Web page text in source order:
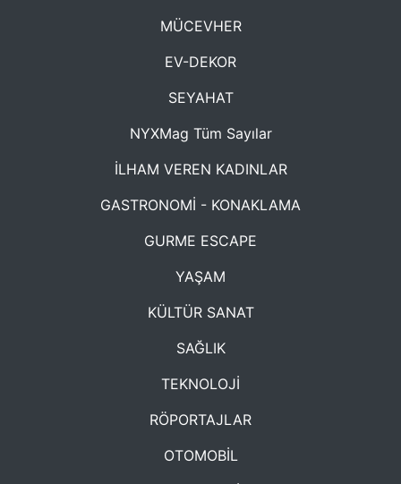
MÜCEVHER
EV-DEKOR
SEYAHAT
NYXMag Tüm Sayılar
İLHAM VEREN KADINLAR
GASTRONOMİ - KONAKLAMA
GURME ESCAPE
YAŞAM
KÜLTÜR SANAT
SAĞLIK
TEKNOLOJİ
RÖPORTAJLAR
OTOMOBİL